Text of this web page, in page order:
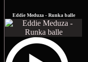
Eddie Meduza - Runka balle